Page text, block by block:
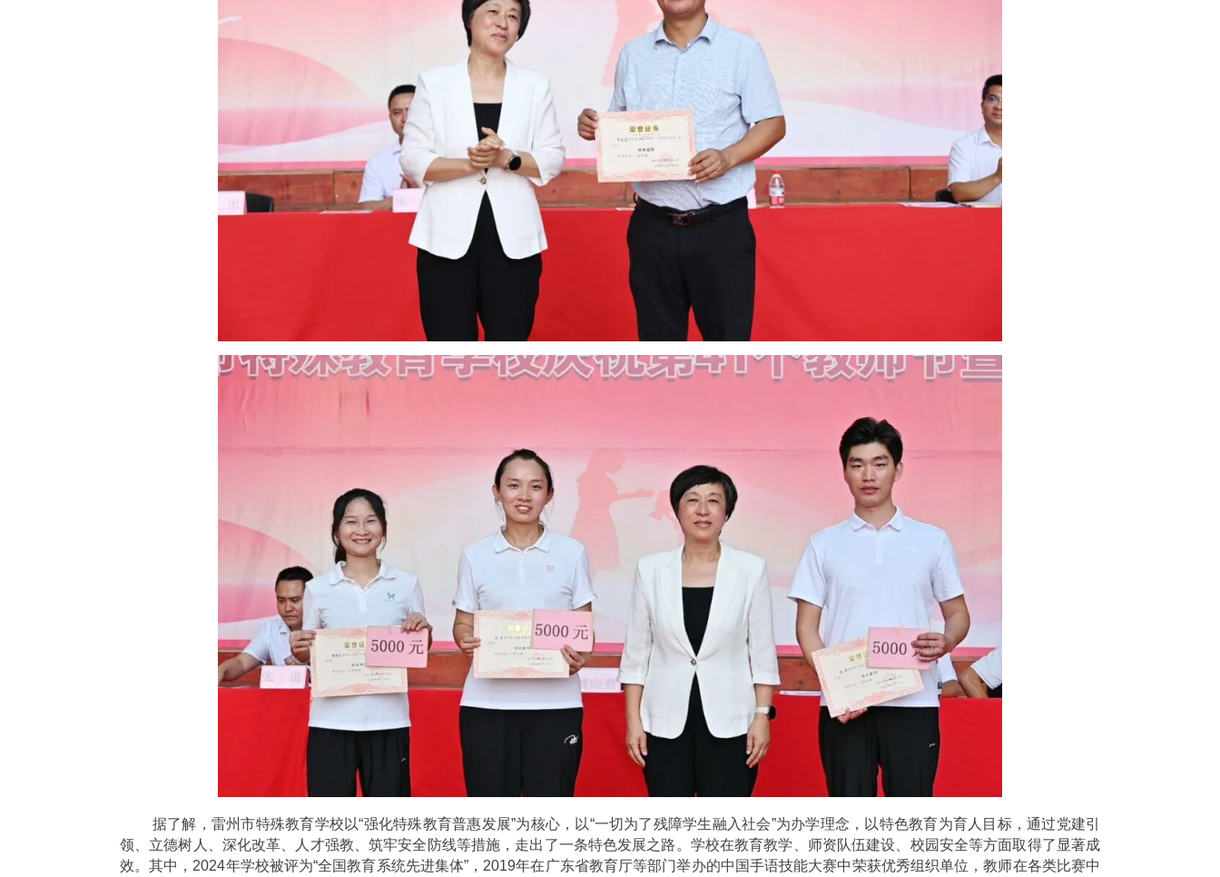
据了解，雷州市特殊教育学校以“强化特殊教育普惠发展”为核心，以“一切为了残障学生融入社会”为办学理念，以特色教育为育人目标，通过党建引
领、立德树人、深化改革、人才强教、筑牢安全防线等措施，走出了一条特色发展之路。学校在教育教学、师资队伍建设、校园安全等方面取得了显著成
效。其中，2024年学校被评为“全国教育系统先进集体”，2019年在广东省教育厅等部门举办的中国手语技能大赛中荣获优秀组织单位，教师在各类比赛中